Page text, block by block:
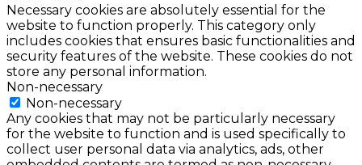
Necessary cookies are absolutely essential for the
website to function properly. This category only
includes cookies that ensures basic functionalities and
security features of the website. These cookies do not
store any personal information.
Non-necessary
Non-necessary
Any cookies that may not be particularly necessary
for the website to function and is used specifically to
collect user personal data via analytics, ads, other